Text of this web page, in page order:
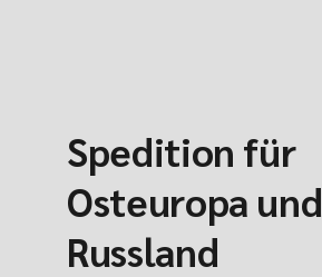
Spedition für
Osteuropa und
Russland